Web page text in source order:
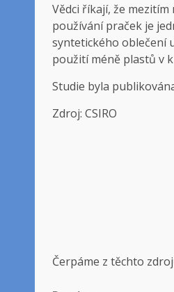
Vědci říkají, že
používání praček je
syntetického oblečení
použití méně plastů v
Studie byla
Zdroj: CSIRO
Čerpáme z těchto